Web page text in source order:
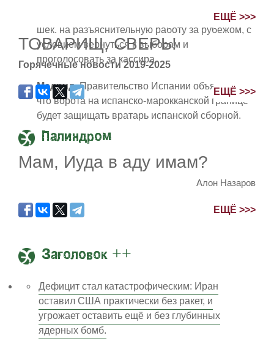
Правительство выделило 2,5 млрд
шек. на разъяснительную работу за рубежом, с
условием вернуться к выборам и
проголосовать за кассира.
Мадрид.Правительство Испании объявило,
что ворота на испанско-марокканской границе
будет защищать вратарь испанской сборной.
ЕЩЁ >>>
ТОВАРИЩ, СВЕРЬ!
Горячечные новости 2019-2025
ЕЩЁ >>>
Палиндром
Мам, Иуда в аду имам?
Алон Назаров
ЕЩЁ >>>
Заголовок ++
Дефицит стал катастрофическим: Иран
оставил США практически без ракет, и
угрожает оставить ещё и без глубинных
ядерных бомб.